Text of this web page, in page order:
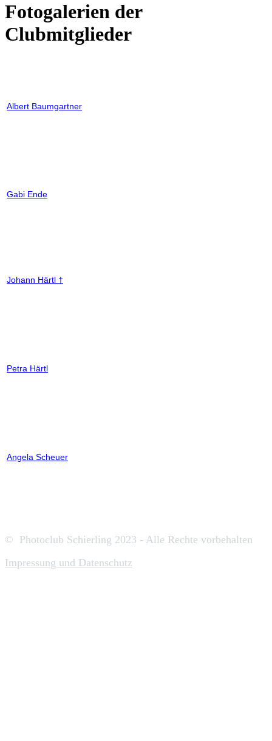
Fotogalerien der
Clubmitglieder
Albert Baumgartner
Gabi Ende
Johann Härtl †
Petra Härtl
Angela Scheuer
© Photoclub Schierling 2023 - Alle Rechte vorbehalten
Impressung und Datenschutz